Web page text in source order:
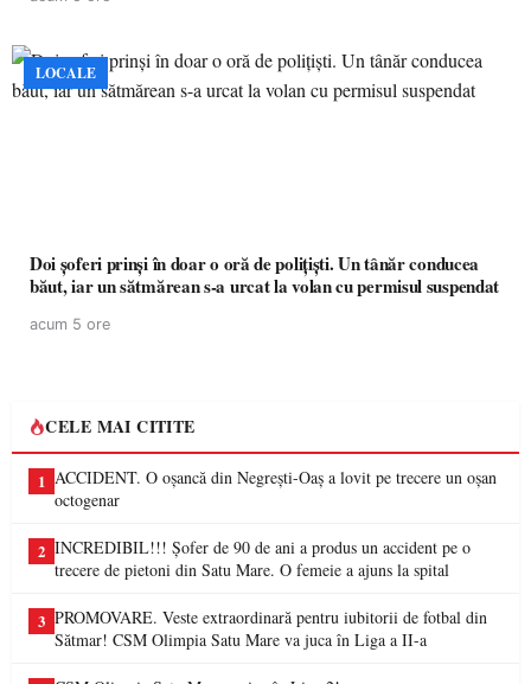
LOCALE
Doi șoferi prinși în doar o oră de polițiști. Un tânăr conducea
băut, iar un sătmărean s-a urcat la volan cu permisul suspendat
acum 5 ore
CELE MAI CITITE
1 ACCIDENT. O oșancă din Negrești-Oaș a lovit pe trecere un oșan
octogenar
2 INCREDIBIL!!! Șofer de 90 de ani a produs un accident pe o
trecere de pietoni din Satu Mare. O femeie a ajuns la spital
3 PROMOVARE. Veste extraordinară pentru iubitorii de fotbal din
Sătmar! CSM Olimpia Satu Mare va juca în Liga a II-a